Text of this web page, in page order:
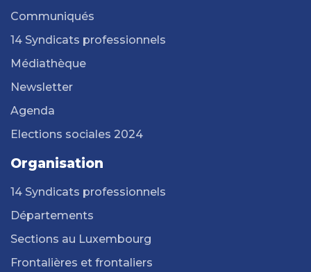
Communiqués
14 Syndicats professionnels
Médiathèque
Newsletter
Agenda
Elections sociales 2024
Organisation
14 Syndicats professionnels
Départements
Sections au Luxembourg
Frontalières et frontaliers